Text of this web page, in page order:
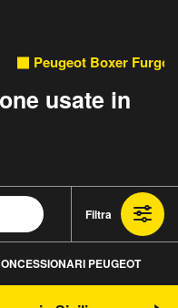
Peugeot Boxer
usate in
Filtra
PEUGEOT